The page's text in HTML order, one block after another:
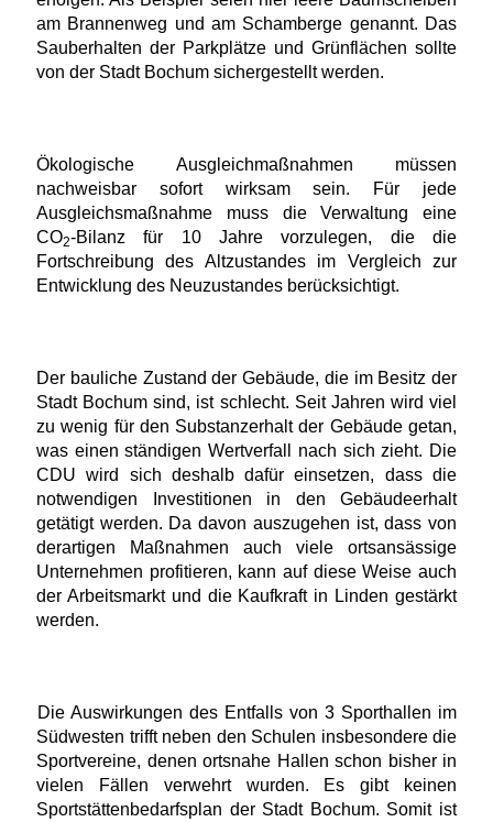
am Brannenweg und am Schamberge genannt. Das
Sauberhalten der Parkplätze und Grünflächen sollte
von der Stadt Bochum sichergestellt werden.
Ökologische Ausgleichmaßnahmen müssen
nachweisbar sofort wirksam sein. Für jede
Ausgleichsmaßnahme muss die Verwaltung eine
CO2-Bilanz für 10 Jahre vorzulegen, die die
Fortschreibung des Altzustandes im Vergleich zur
Entwicklung des Neuzustandes berücksichtigt.
Der bauliche Zustand der Gebäude, die im Besitz der
Stadt Bochum sind, ist schlecht. Seit Jahren wird viel
zu wenig für den Substanzerhalt der Gebäude getan,
was einen ständigen Wertverfall nach sich zieht. Die
CDU wird sich deshalb dafür einsetzen, dass die
notwendigen Investitionen in den Gebäudeerhalt
getätigt werden. Da davon auszugehen ist, dass von
derartigen Maßnahmen auch viele ortsansässige
Unternehmen profitieren, kann auf diese Weise auch
der Arbeitsmarkt und die Kaufkraft in Linden gestärkt
werden.
Die Auswirkungen des Entfalls von 3 Sporthallen im
Südwesten trifft neben den Schulen insbesondere die
Sportvereine, denen ortsnahe Hallen schon bisher in
vielen Fällen verwehrt wurden. Es gibt keinen
Sportstättenbedarfsplan der Stadt Bochum. Somit ist